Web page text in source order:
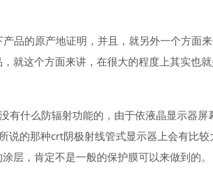
品的原产地证明，并且，就另外一个方面
就这个方面来讲，在很大的程度上其实也
有什么防辐射功能的，由于依液晶显示器屏
说的那种crt阴极射线管式显示器上会有比
层，肯定不是一般的保护膜可以来做到的。